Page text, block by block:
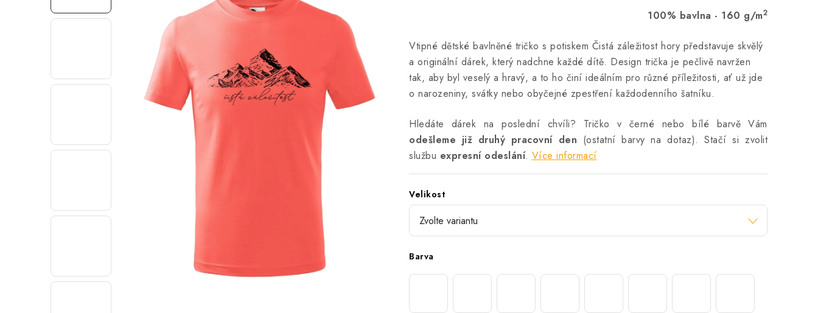
100% bavlna - 160 g/m2
Vtipné dětské bavlněné tričko s potiskem Čistá záležitost hory představuje skvělý
a originální dárek, který nadchne každé dítě. Design trička je pečlivě navržen
tak, aby byl veselý a hravý, a to ho činí ideálním pro různé příležitosti, ať už jde
o narozeniny, svátky nebo obyčejné zpestření každodenního šatníku.
Hledáte dárek na poslední chvíli? Tričko v černé nebo bílé barvě Vám
odešleme již druhý pracovní den (ostatní barvy na dotaz). Stačí si zvolit
službu expresní odeslání. Více informací
Velikost
Barva